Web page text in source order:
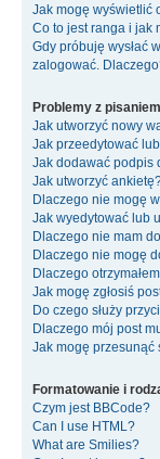
Jak mogę wyświetlić
Co to jest ranga i jak
Gdy próbuję wysłać
zalogować.
Problemy z pisaniem
Jak utworzyć nowy
Jak przeedytować
Jak dodawać podpis
Jak utworzyć
Dlaczego nie mogę
Jak wyedytować lub
Dlaczego nie mam
Dlaczego nie mogę
Dlaczego
Jak mogę zgłosiś
Do czego służy
Dlaczego mój post
Jak mogę przesunąć
Formatowanie i
Czym jest BBCode?
Can I use HTML?
What are Smilies?